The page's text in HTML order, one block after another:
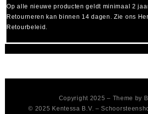
Op alle nieuwe producten geldt minimaal2
Retourneren kan binnen 14 dagen. Zie ons
Retourbeleid.
Copyright 2025 – Theme by
© 2025 Kentessa B.V. –